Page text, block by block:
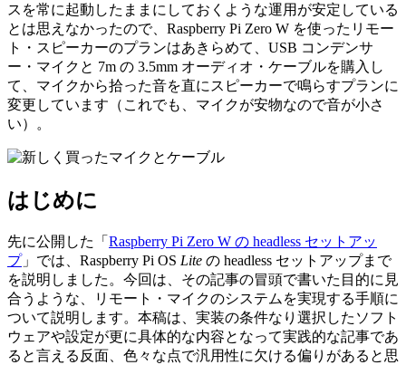
スを常に起動したままにしておくような運用が安定している
とは思えなかったので、Raspberry Pi Zero W を使ったリモー
ト・スピーカーのプランはあきらめて、USB コンデンサ
ー・マイクと 7m の 3.5mm オーディオ・ケーブルを購入し
て、マイクから拾った音を直にスピーカーで鳴らすプランに
変更しています（これでも、マイクが安物なので音が小さ
い）。
はじめに
先に公開した「 Raspberry Pi Zero W の headless セットアッ
プ」では、Raspberry Pi OS Lite の headless セットアップまで
を説明しました。今回は、その記事の冒頭で書いた目的に見
合うような、リモート・マイクのシステムを実現する手順に
ついて説明します。本稿は、実装の条件なり選択したソフト
ウェアや設定が更に具体的な内容となって実践的な記事であ
ると言える反面、色々な点で汎用性に欠ける偏りがあると思